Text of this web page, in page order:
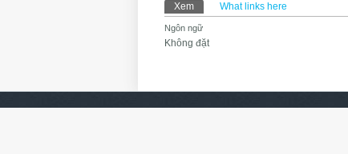
Tab chính
Xem (tab hoạt động)
What links here
Ngôn ngữ
Không đặt